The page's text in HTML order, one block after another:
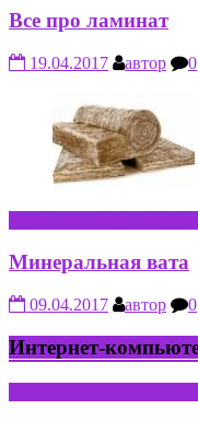
Все про ламинат
19.04.2017 автор 0
Минеральная вата
09.04.2017 автор 0
Интернет-